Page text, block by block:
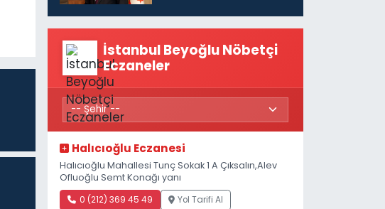
konuşmamız
İstanbul Beyoğlu Nöbetçi
Eczaneler
Halıcıoğlu Eczanesi
Halıcıoğlu Mahallesi Tunç Sokak 1 A Çıksalın,Alev
Ofluoğlu Semt Konağı yanı
0 (212) 369 45 49 Yol Tarifi Al